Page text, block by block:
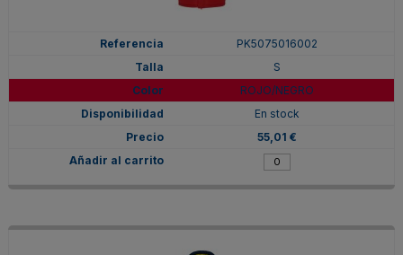
PK5075016002
S
ROJO/NEGRO
En stock
55,01 €